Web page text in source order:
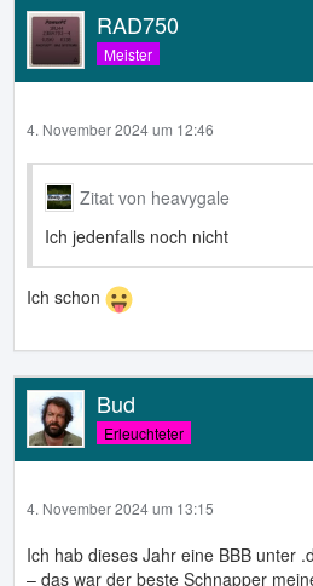
RAD750
Meister
4. November 2024 um 12:46
Zitat von heavygale
Ich jedenfalls noch nicht
Ich schon
Bud
Erleuchteter
4. November 2024 um 13:15
Ich hab dieses Jahr eine BBB unter
– das war der beste Schnapper